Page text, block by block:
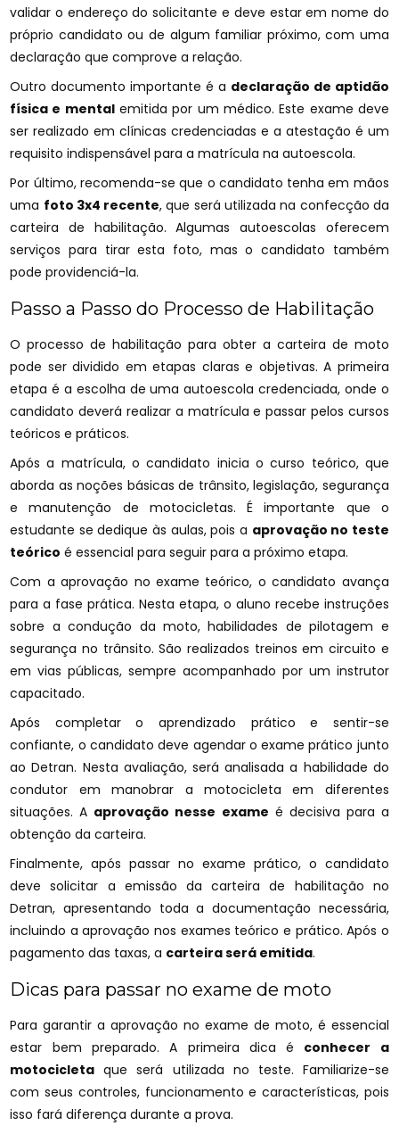
validar o endereço do solicitante e deve estar em nome do
próprio candidato ou de algum familiar próximo, com uma
declaração que comprove a relação.
Outro documento importante é a declaração de aptidão
física e mentalemitida por um médico. Este exame deve
ser realizado em clínicas credenciadas e a atestação é um
requisito indispensável para a matrícula na autoescola.
Por último, recomenda-se que o candidato tenha em mãos
uma foto 3x4 recente, que será utilizada na confecção da
carteira de habilitação. Algumas autoescolas oferecem
serviços para tirar esta foto, mas o candidato também
pode providenciá-la.
Passo a Passo do Processo de Habilitação
O processo de habilitação para obter a carteira de moto
pode ser dividido em etapas claras e objetivas. A primeira
etapa é a escolha de uma autoescola credenciada, onde o
candidato deverá realizar a matrícula e passar pelos cursos
teóricos e práticos.
Após a matrícula, o candidato inicia o curso teórico, que
aborda as noções básicas de trânsito, legislação, segurança
e manutenção de motocicletas. É importante que o
estudante se dedique às aulas, pois a aprovação no teste
teórico é essencial para seguir para a próximo etapa.
Com a aprovação no exame teórico, o candidato avança
para a fase prática. Nesta etapa, o aluno recebe instruções
sobre a condução da moto, habilidades de pilotagem e
segurança no trânsito. São realizados treinos em circuito e
em vias públicas, sempre acompanhado por um instrutor
capacitado.
Após completar o aprendizado prático e sentir-se
confiante, o candidato deve agendar o exame prático junto
ao Detran. Nesta avaliação, será analisada a habilidade do
condutor em manobrar a motocicleta em diferentes
situações. A aprovação nesse exame é decisiva para a
obtenção da carteira.
Finalmente, após passar no exame prático, o candidato
deve solicitar a emissão da carteira de habilitação no
Detran, apresentando toda a documentação necessária,
incluindo a aprovação nos exames teórico e prático. Após o
pagamento das taxas, a carteira será emitida.
Dicas para passar no exame de moto
Para garantir a aprovação no exame de moto, é essencial
estar bem preparado. A primeira dica é conhecer a
motocicleta que será utilizada no teste. Familiarize-se
com seus controles, funcionamento e características, pois
isso fará diferença durante a prova.